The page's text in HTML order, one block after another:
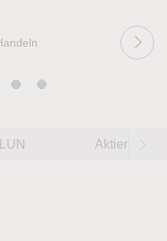
Aktien im